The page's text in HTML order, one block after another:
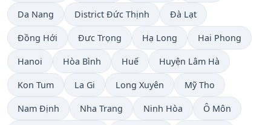
Da Nang District Đức Thịnh Đà Lạt
Đồng Hới Đưc Trọng Hạ Long Hai Phong
Hanoi Hòa Bình Huế Huyện Lâm Hà
Kon Tum La Gi Long Xuyên Mỹ Tho
Nam Định Nha Trang Ninh Hòa Ô Môn